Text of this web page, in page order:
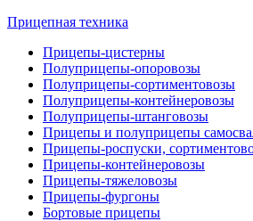
Прицепная техника
Прицепы-цистерны
Полуприцепы-опоровозы
Полуприцепы-сортиментовозы
Полуприцепы-контейнеровозы
Полуприцепы-штанговозы
Прицепы и полуприцепы
Прицепы-роспуски,
Прицепы-контейнеровозы
Прицепы-тяжеловозы
Прицепы-фургоны
Бортовые прицепы